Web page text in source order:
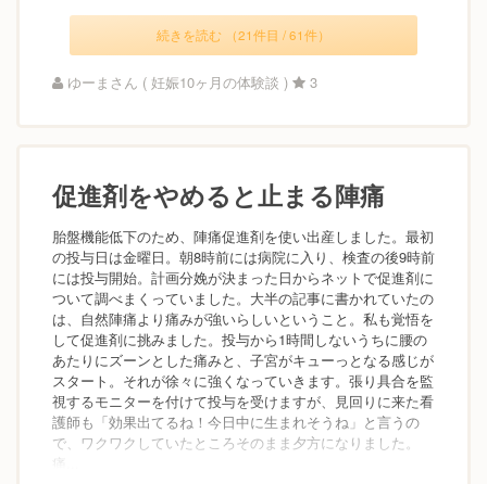
続きを読む （21件目 / 61件）
ゆーまさん ( 妊娠10ヶ月の体験談 ) 3
促進剤をやめると止まる陣痛
胎盤機能低下のため、陣痛促進剤を使い出産しました。最初
の投与日は金曜日。朝8時前には病院に入り、検査の後9時前
には投与開始。計画分娩が決まった日からネットで促進剤に
ついて調べまくっていました。大半の記事に書かれていたの
は、自然陣痛より痛みが強いらしいということ。私も覚悟を
して促進剤に挑みました。投与から1時間しないうちに腰の
あたりにズーンとした痛みと、子宮がキューっとなる感じが
スタート。それが徐々に強くなっていきます。張り具合を監
視するモニターを付けて投与を受けますが、見回りに来た看
護師も「効果出てるね！今日中に生まれそうね」と言うの
で、ワクワクしていたところそのまま夕方になりました。